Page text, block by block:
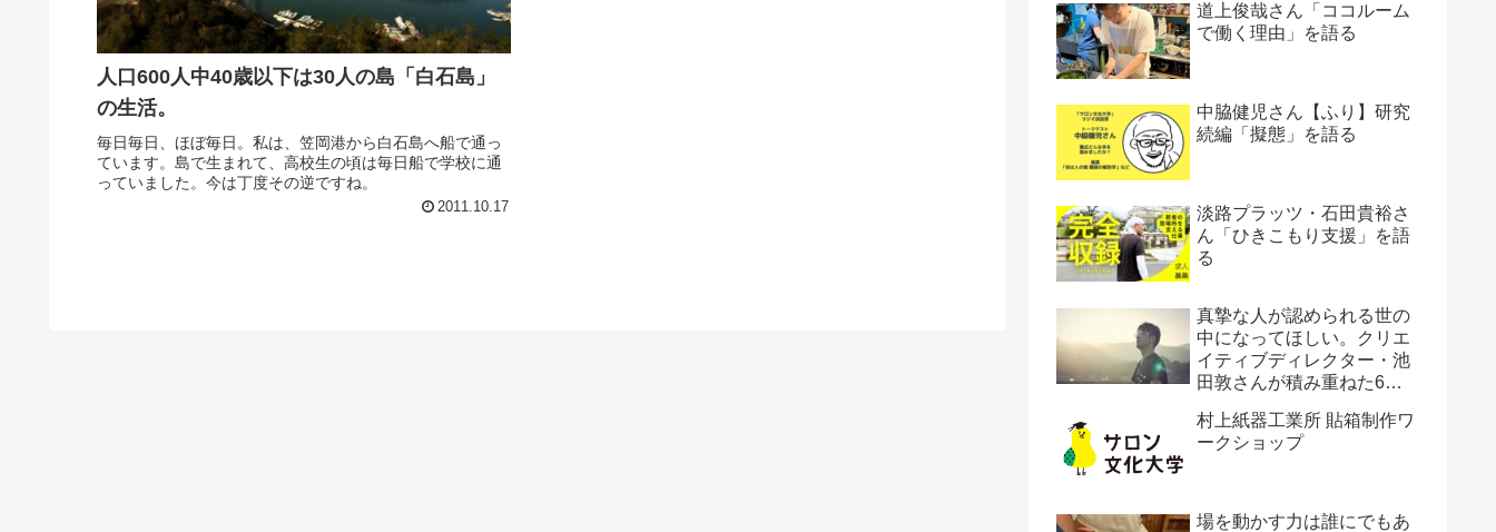
人口600人中40歳以下は30人の島「白石島」
の生活。
毎日毎日、ほぼ毎日。私は、笠岡港から白石島へ船で通っ
ています。島で生まれて、高校生の頃は毎日船で学校に通
っていました。今は丁度その逆ですね。
2011.10.17
道上俊哉さん「ココルーム
で働く理由」を語る
中脇健児さん【ふり】研究
続編「擬態」を語る
淡路プラッツ・石田貴裕さ
ん「ひきこもり支援」を語
る
真摯な人が認められる世の
中になってほしい。クリエ
イティブディレクター・池
田敦さんが積み重ねた6年
村上紙器工業所 貼箱制作ワ
ークショップ
場を動かす力は誰にでもあ